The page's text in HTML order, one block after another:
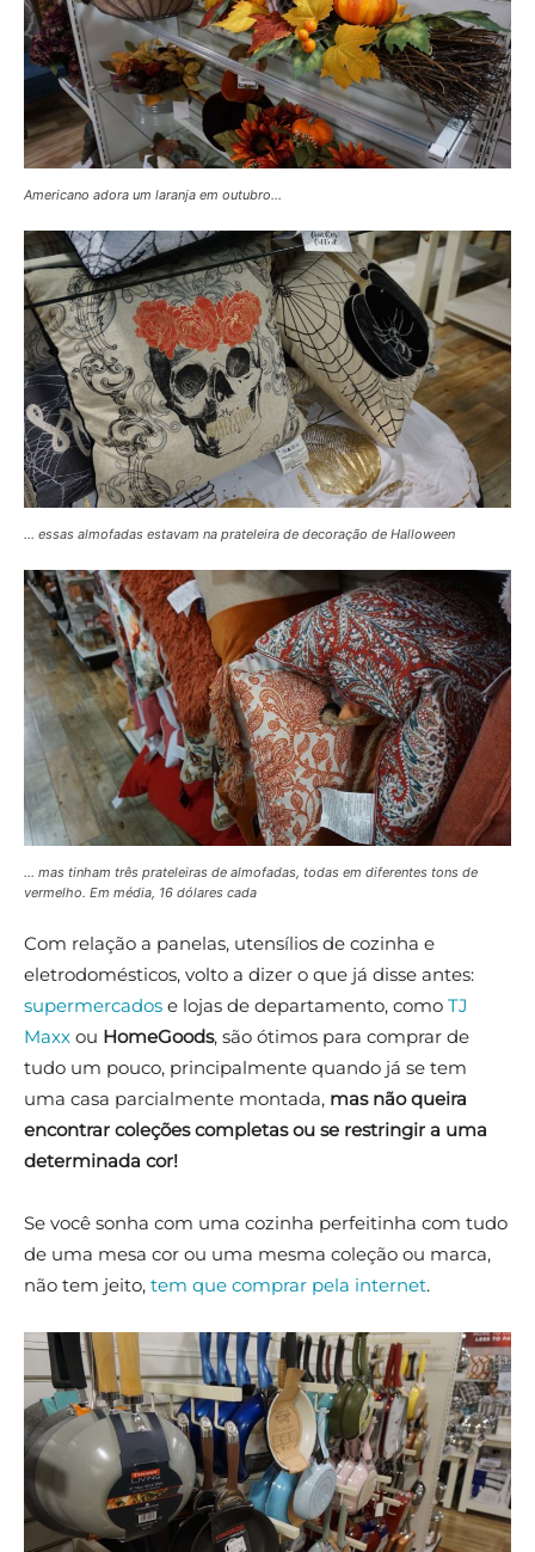
Americano adora um laranja em outubro…
… essas almofadas estavam na prateleira de decoração de Halloween
… mas tinham três prateleiras de almofadas, todas em diferentes tons de
vermelho. Em média, 16 dólares cada
Com relação a panelas, utensílios de cozinha e
eletrodomésticos, volto a dizer o que já disse antes:
supermercados e lojas de departamento, como TJ
Maxx ou HomeGoods, são ótimos para comprar de
tudo um pouco, principalmente quando já se tem
uma casa parcialmente montada, mas não queira
encontrar coleções completas ou se restringir a uma
determinada cor!
Se você sonha com uma cozinha perfeitinha com tudo
de uma mesa cor ou uma mesma coleção ou marca,
não tem jeito, tem que comprar pela internet.